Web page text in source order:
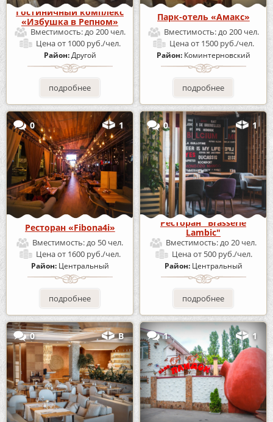
Гостиничный комплекс
«Избушка в Репном»
Вместимость:до 200 чел.
Ценаот 1000 руб./чел.
Район:Другой
подробнее
Парк-отель «Амакс»
Вместимость:до 200 чел.
Ценаот 1500 руб./чел.
Район: Коминтерновский
подробнее
0 1
Ресторан «Fibona4i»
Вместимость:до 50 чел.
Ценаот 1600 руб./чел.
Район: Центральный
подробнее
0 1
Ресторан "Brasserie
Lambic"
Вместимость:до 20 чел.
Ценаот 500 руб./чел.
Район: Центральный
подробнее
0 В 1 1